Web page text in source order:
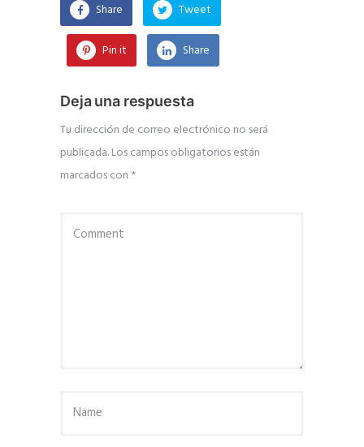
Share Tweet
Pin it Share
Deja una respuesta
Tu dirección de correo electrónico no será
publicada.Los campos obligatorios están
marcados con *